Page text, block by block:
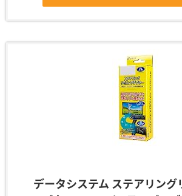
データシステム ステアリング